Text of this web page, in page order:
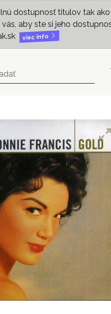
dostupnosť titulov tak
aby ste si jeho
viac info